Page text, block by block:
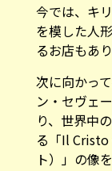
今では、キ
を模した人
るお店もあ
次に向かっ
ン・セヴェ
り、世界中
る「Il
ト）」の像